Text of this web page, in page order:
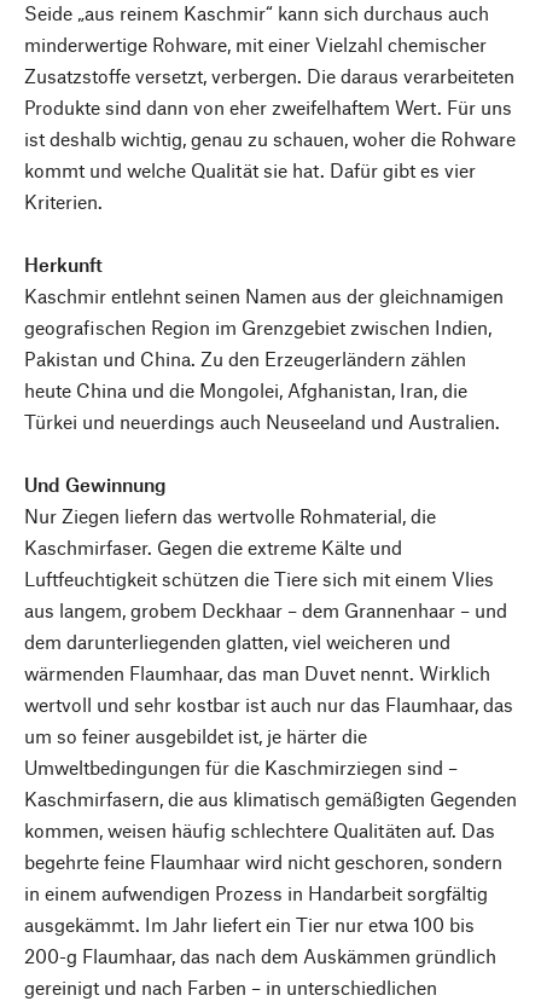
Seide „aus reinem Kaschmir“ kann sich durchaus auch
minderwertige Rohware, mit einer Vielzahl chemischer
Zusatzstoffe versetzt, verbergen. Die daraus verarbeiteten
Produkte sind dann von eher zweifelhaftem Wert. Für uns
ist deshalb wichtig, genau zu schauen, woher die Rohware
kommt und welche Qualität sie hat. Dafür gibt es vier
Kriterien.
Herkunft
Kaschmir entlehnt seinen Namen aus der gleichnamigen
geografischen Region im Grenzgebiet zwischen Indien,
Pakistan und China. Zu den Erzeugerländern zählen
heute China und die Mongolei, Afghanistan, Iran, die
Türkei und neuerdings auch Neuseeland und Australien.
Und Gewinnung
Nur Ziegen liefern das wertvolle Rohmaterial, die
Kaschmirfaser. Gegen die extreme Kälte und
Luftfeuchtigkeit schützen die Tiere sich mit einem Vlies
aus langem, grobem Deckhaar – dem Grannenhaar – und
dem darunterliegenden glatten, viel weicheren und
wärmenden Flaumhaar, das man Duvet nennt. Wirklich
wertvoll und sehr kostbar ist auch nur das Flaumhaar, das
um so feiner ausgebildet ist, je härter die
Umweltbedingungen für die Kaschmirziegen sind –
Kaschmirfasern, die aus klimatisch gemäßigten Gegenden
kommen, weisen häufig schlechtere Qualitäten auf. Das
begehrte feine Flaumhaar wird nicht geschoren, sondern
in einem aufwendigen Prozess in Handarbeit sorgfältig
ausgekämmt. Im Jahr liefert ein Tier nur etwa 100 bis
200-g Flaumhaar, das nach dem Auskämmen gründlich
gereinigt und nach Farben – in unterschiedlichen